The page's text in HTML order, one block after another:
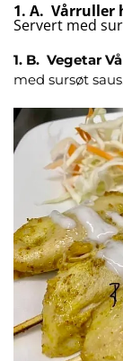
1. A. Vårruller
Servert med
1. B. Vegetar
med sursøt